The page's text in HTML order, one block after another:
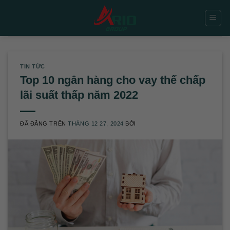
TIN TỨC
Top 10 ngân hàng cho vay thế chấp
lãi suất thấp năm 2022
ĐÃ ĐĂNG TRÊNTHÁNG 12 27, 2024 BỞI